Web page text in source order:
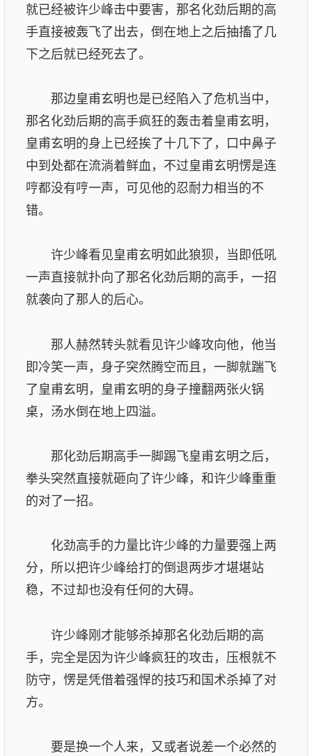
就已经被许少峰击中要害，那名化劲后期的高
手直接被轰飞了出去，倒在地上之后抽搐了几
下之后就已经死去了。
那边皇甫玄明也是已经陷入了危机当中，
那名化劲后期的高手疯狂的轰击着皇甫玄明，
皇甫玄明的身上已经挨了十几下了，口中鼻子
中到处都在流淌着鲜血，不过皇甫玄明愣是连
哼都没有哼一声，可见他的忍耐力相当的不
错。
许少峰看见皇甫玄明如此狼狈，当即低吼
一声直接就扑向了那名化劲后期的高手，一招
就袭向了那人的后心。
那人赫然转头就看见许少峰攻向他，他当
即冷笑一声，身子突然腾空而且，一脚就踹飞
了皇甫玄明，皇甫玄明的身子撞翻两张火锅
桌，汤水倒在地上四溢。
那化劲后期高手一脚踢飞皇甫玄明之后，
拳头突然直接就砸向了许少峰，和许少峰重重
的对了一招。
化劲高手的力量比许少峰的力量要强上两
分，所以把许少峰给打的倒退两步才堪堪站
稳，不过却也没有任何的大碍。
许少峰刚才能够杀掉那名化劲后期的高
手，完全是因为许少峰疯狂的攻击，压根就不
防守，愣是凭借着强悍的技巧和国术杀掉了对
方。
要是换一个人来，又或者说差一个必然的